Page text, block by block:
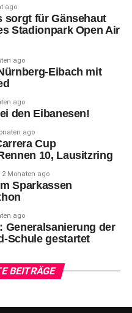
ago
sorgt für Gänsehaut
Stadionpark Open Air
ago
Eibach mit
ago
den Eibanesen!
ago
Cup
10, Lausitzring
2 Monaten ago
Sparkassen
ago
Generalsanierung der
Schule gestartet
BEITRÄGE